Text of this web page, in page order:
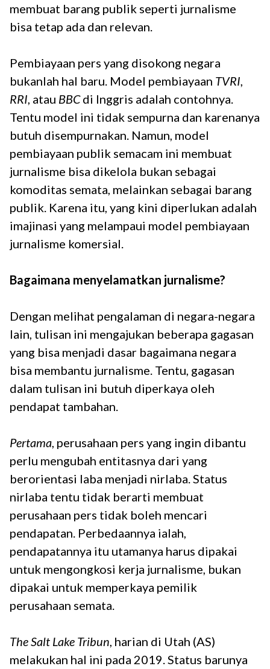
membuat barang publik seperti jurnalisme
bisa tetap ada dan relevan.
Pembiayaan pers yang disokong negara
bukanlah hal baru. Model pembiayaan TVRI,
RRI, atau BBCdi Inggris adalah contohnya.
Tentu model ini tidak sempurna dan karenanya
butuh disempurnakan. Namun, model
pembiayaan publik semacam ini membuat
jurnalisme bisa dikelola bukan sebagai
komoditas semata, melainkan sebagai barang
publik. Karena itu, yang kini diperlukan adalah
imajinasi yang melampaui model pembiayaan
jurnalisme komersial.
Bagaimana menyelamatkan jurnalisme?
Dengan melihat pengalaman di negara-negara
lain, tulisan ini mengajukan beberapa gagasan
yang bisa menjadi dasar bagaimana negara
bisa membantu jurnalisme. Tentu, gagasan
dalam tulisan ini butuh diperkaya oleh
pendapat tambahan.
Pertama, perusahaan pers yang ingin dibantu
perlu mengubah entitasnya dari yang
berorientasi laba menjadi nirlaba. Status
nirlaba tentu tidak berarti membuat
perusahaan pers tidak boleh mencari
pendapatan. Perbedaannya ialah,
pendapatannya itu utamanya harus dipakai
untuk mengongkosi kerja jurnalisme, bukan
dipakai untuk memperkaya pemilik
perusahaan semata.
The Salt Lake Tribun, harian di Utah (AS)
melakukan hal ini pada 2019. Status barunya